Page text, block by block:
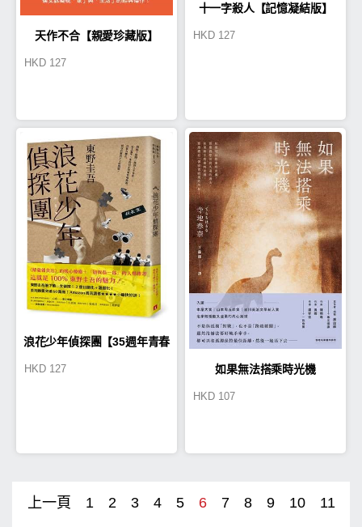
天作不合【親愛珍藏版】
HKD 127
十一字殺人【記憶凝結版】
HKD 127
浪花少年偵探團【35週年青春
HKD 127 如果無法搭乘時光機
HKD 107
上一頁 1 2 3 4 5 6 7 8 9 10 11